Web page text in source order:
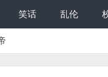
笑话 乱伦